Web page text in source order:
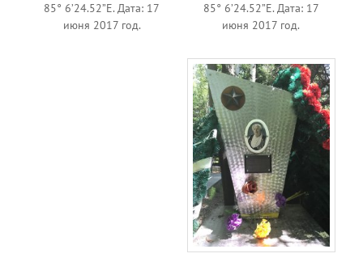
85° 6’24.52”E. Дата: 17
июня 2017 год.
85° 6’24.52”E. Дата: 17
июня 2017 год.